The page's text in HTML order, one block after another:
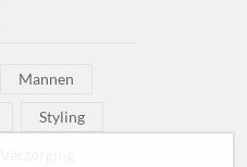
Mannen
Styling